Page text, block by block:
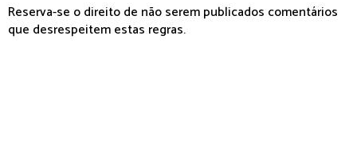
Reserva-se o direito de não serem publicados comentários
que desrespeitem estas regras.